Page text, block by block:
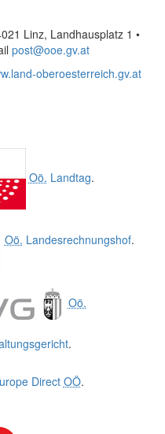
Linz, Landhausplatz 1 •
post@ooe.gv.at
oberoesterreich.gv.at
Oö. Landtag.
Oö. Landesrechnungshof.
Oö.
.
Direct OÖ.